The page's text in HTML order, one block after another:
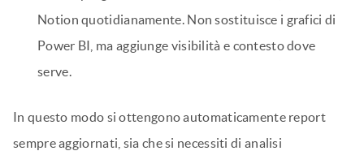
Utilizzate uno strumento come n8n o Make per creare
qualsiasi intervallo di tempo scelto) e invii i dati a
Power BI o Notion.